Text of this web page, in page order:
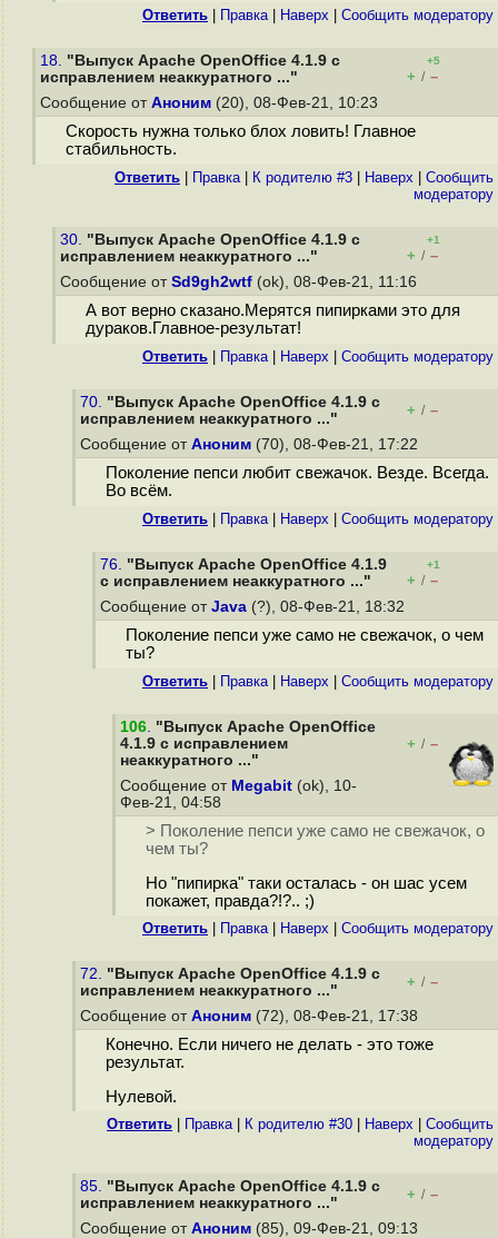
Ответить Правка| Наверх Cообщить модератору
18. "Выпуск Apache OpenOffice 4.1.9 с
исправлением неаккуратного ..."
+5
+ / –
Сообщение от Аноним (20), 08-Фев-21, 10:23
Скорость нужна только блох ловить! Главное
стабильность.
Ответить Правка| К родителю #3 Наверх
Cообщить
модератору
30. "Выпуск Apache OpenOffice 4.1.9 с
исправлением неаккуратного ..."
+1
+ / –
Сообщение от Sd9gh2wtf (ok), 08-Фев-21, 11:16
А вот верно сказано.Мерятся пипирками это для
дураков.Главное-результат!
Ответить Правка| Наверх Cообщить модератору
70. "Выпуск Apache OpenOffice 4.1.9 с
исправлением неаккуратного ..."
+ / –
Сообщение от Аноним (70), 08-Фев-21, 17:22
Поколение пепси любит свежачок. Везде. Всегда.
Во всём.
Ответить Правка| Наверх Cообщить модератору
76. "Выпуск Apache OpenOffice 4.1.9
с исправлением неаккуратного ..."
+1
+ / –
Сообщение от Java (?), 08-Фев-21, 18:32
Поколение пепси уже само не свежачок, о чем
ты?
Ответить Правка| Наверх Cообщить модератору
106. "Выпуск Apache OpenOffice
4.1.9 с исправлением
неаккуратного ..."
+ / –
Сообщение от Megabit (ok), 10-
Фев-21, 04:58
> Поколение пепси уже само не свежачок, о
чем ты?
Но "пипирка" таки осталась - он шас усем
покажет, правда?!?.. ;)
Ответить Правка| Наверх Cообщить модератору
72. "Выпуск Apache OpenOffice 4.1.9 с
исправлением неаккуратного ..."
+ / –
Сообщение от Аноним (72), 08-Фев-21, 17:38
Конечно. Если ничего не делать - это тоже
результат.
Нулевой.
Ответить Правка| К родителю #30 Наверх
Cообщить
модератору
85. "Выпуск Apache OpenOffice 4.1.9 с
исправлением неаккуратного ..."
+ / –
Сообщение от Аноним (85), 09-Фев-21, 09:13